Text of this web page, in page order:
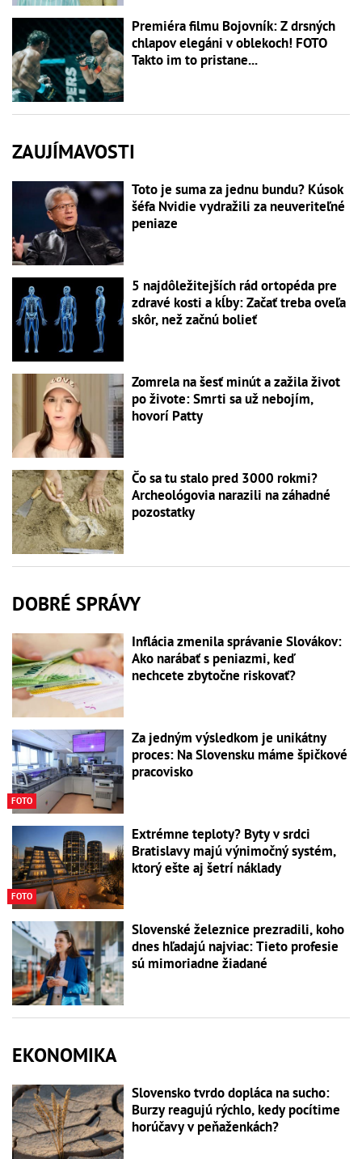
Premiéra filmu Bojovník: Z drsných
chlapov elegáni v oblekoch! FOTO
Takto im to pristane...
ZAUJÍMAVOSTI
Toto je suma za jednu bundu? Kúsok
šéfa Nvidie vydražili za neuveriteľné
peniaze
5 najdôležitejších rád ortopéda pre
zdravé kosti a kĺby: Začať treba oveľa
skôr, než začnú bolieť
Zomrela na šesť minút a zažila život
po živote: Smrti sa už nebojím,
hovorí Patty
Čo sa tu stalo pred 3000 rokmi?
Archeológovia narazili na záhadné
pozostatky
DOBRÉ SPRÁVY
Inflácia zmenila správanie Slovákov:
Ako narábať s peniazmi, keď
nechcete zbytočne riskovať?
FOTO
Za jedným výsledkom je unikátny
proces: Na Slovensku máme špičkové
pracovisko
FOTO
Extrémne teploty? Byty v srdci
Bratislavy majú výnimočný systém,
ktorý ešte aj šetrí náklady
Slovenské železnice prezradili, koho
dnes hľadajú najviac: Tieto profesie
sú mimoriadne žiadané
EKONOMIKA
Slovensko tvrdo dopláca na sucho:
Burzy reagujú rýchlo, kedy pocítime
horúčavy v peňaženkách?